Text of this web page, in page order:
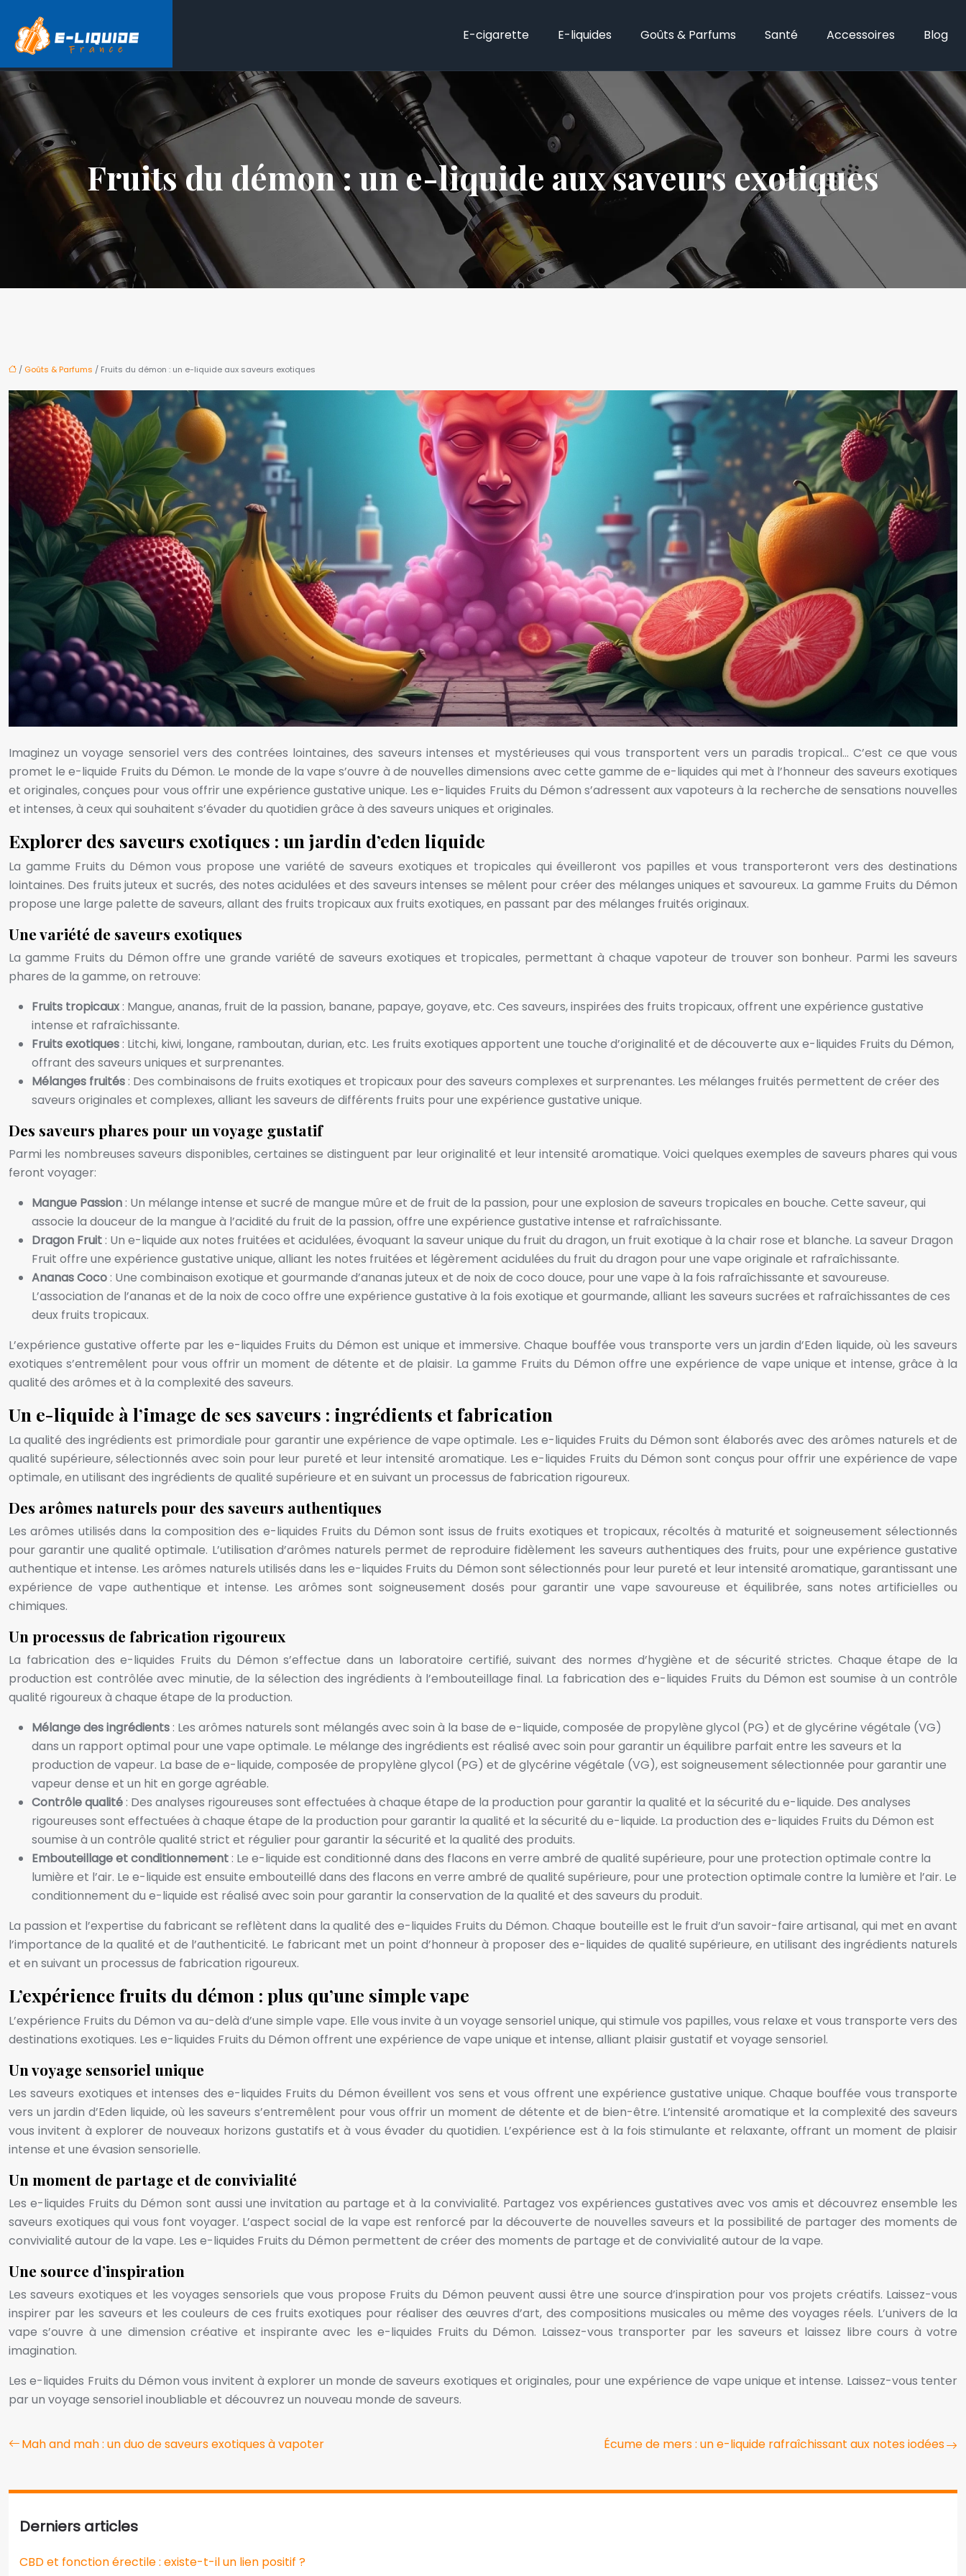
E-cigarette E-liquides Goûts & Parfums Santé Accessoires Blog
Fruits du démon : un e-liquide aux saveurs exotiques
/ Goûts & Parfums / Fruits du démon : un e-liquide aux saveurs exotiques
Imaginez un voyage sensoriel vers des contrées lointaines, des saveurs intenses et mystérieuses qui vous transportent vers un paradis tropical… C’est ce que vous
promet le e-liquide Fruits du Démon. Le monde de la vape s’ouvre à de nouvelles dimensions avec cette gamme de e-liquides qui met à l’honneur des saveurs exotiques
et originales, conçues pour vous offrir une expérience gustative unique. Les e-liquides Fruits du Démon s’adressent aux vapoteurs à la recherche de sensations nouvelles
et intenses, à ceux qui souhaitent s’évader du quotidien grâce à des saveurs uniques et originales.
Explorer des saveurs exotiques : un jardin d’eden liquide
La gamme Fruits du Démon vous propose une variété de saveurs exotiques et tropicales qui éveilleront vos papilles et vous transporteront vers des destinations
lointaines. Des fruits juteux et sucrés, des notes acidulées et des saveurs intenses se mêlent pour créer des mélanges uniques et savoureux. La gamme Fruits du Démon
propose une large palette de saveurs, allant des fruits tropicaux aux fruits exotiques, en passant par des mélanges fruités originaux.
Une variété de saveurs exotiques
La gamme Fruits du Démon offre une grande variété de saveurs exotiques et tropicales, permettant à chaque vapoteur de trouver son bonheur. Parmi les saveurs
phares de la gamme, on retrouve:
Fruits tropicaux : Mangue, ananas, fruit de la passion, banane, papaye, goyave, etc. Ces saveurs, inspirées des fruits tropicaux, offrent une expérience gustative
intense et rafraîchissante.
Fruits exotiques : Litchi, kiwi, longane, ramboutan, durian, etc. Les fruits exotiques apportent une touche d’originalité et de découverte aux e-liquides Fruits du Démon,
offrant des saveurs uniques et surprenantes.
Mélanges fruités : Des combinaisons de fruits exotiques et tropicaux pour des saveurs complexes et surprenantes. Les mélanges fruités permettent de créer des
saveurs originales et complexes, alliant les saveurs de différents fruits pour une expérience gustative unique.
Des saveurs phares pour un voyage gustatif
Parmi les nombreuses saveurs disponibles, certaines se distinguent par leur originalité et leur intensité aromatique. Voici quelques exemples de saveurs phares qui vous
feront voyager:
Mangue Passion : Un mélange intense et sucré de mangue mûre et de fruit de la passion, pour une explosion de saveurs tropicales en bouche. Cette saveur, qui
associe la douceur de la mangue à l’acidité du fruit de la passion, offre une expérience gustative intense et rafraîchissante.
Dragon Fruit : Un e-liquide aux notes fruitées et acidulées, évoquant la saveur unique du fruit du dragon, un fruit exotique à la chair rose et blanche. La saveur Dragon
Fruit offre une expérience gustative unique, alliant les notes fruitées et légèrement acidulées du fruit du dragon pour une vape originale et rafraîchissante.
Ananas Coco : Une combinaison exotique et gourmande d’ananas juteux et de noix de coco douce, pour une vape à la fois rafraîchissante et savoureuse.
L’association de l’ananas et de la noix de coco offre une expérience gustative à la fois exotique et gourmande, alliant les saveurs sucrées et rafraîchissantes de ces
deux fruits tropicaux.
L’expérience gustative offerte par les e-liquides Fruits du Démon est unique et immersive. Chaque bouffée vous transporte vers un jardin d’Eden liquide, où les saveurs
exotiques s’entremêlent pour vous offrir un moment de détente et de plaisir. La gamme Fruits du Démon offre une expérience de vape unique et intense, grâce à la
qualité des arômes et à la complexité des saveurs.
Un e-liquide à l’image de ses saveurs : ingrédients et fabrication
La qualité des ingrédients est primordiale pour garantir une expérience de vape optimale. Les e-liquides Fruits du Démon sont élaborés avec des arômes naturels et de
qualité supérieure, sélectionnés avec soin pour leur pureté et leur intensité aromatique. Les e-liquides Fruits du Démon sont conçus pour offrir une expérience de vape
optimale, en utilisant des ingrédients de qualité supérieure et en suivant un processus de fabrication rigoureux.
Des arômes naturels pour des saveurs authentiques
Les arômes utilisés dans la composition des e-liquides Fruits du Démon sont issus de fruits exotiques et tropicaux, récoltés à maturité et soigneusement sélectionnés
pour garantir une qualité optimale. L’utilisation d’arômes naturels permet de reproduire fidèlement les saveurs authentiques des fruits, pour une expérience gustative
authentique et intense. Les arômes naturels utilisés dans les e-liquides Fruits du Démon sont sélectionnés pour leur pureté et leur intensité aromatique, garantissant une
expérience de vape authentique et intense. Les arômes sont soigneusement dosés pour garantir une vape savoureuse et équilibrée, sans notes artificielles ou
chimiques.
Un processus de fabrication rigoureux
La fabrication des e-liquides Fruits du Démon s’effectue dans un laboratoire certifié, suivant des normes d’hygiène et de sécurité strictes. Chaque étape de la
production est contrôlée avec minutie, de la sélection des ingrédients à l’embouteillage final. La fabrication des e-liquides Fruits du Démon est soumise à un contrôle
qualité rigoureux à chaque étape de la production.
Mélange des ingrédients : Les arômes naturels sont mélangés avec soin à la base de e-liquide, composée de propylène glycol (PG) et de glycérine végétale (VG)
dans un rapport optimal pour une vape optimale. Le mélange des ingrédients est réalisé avec soin pour garantir un équilibre parfait entre les saveurs et la
production de vapeur. La base de e-liquide, composée de propylène glycol (PG) et de glycérine végétale (VG), est soigneusement sélectionnée pour garantir une
vapeur dense et un hit en gorge agréable.
Contrôle qualité : Des analyses rigoureuses sont effectuées à chaque étape de la production pour garantir la qualité et la sécurité du e-liquide. Des analyses
rigoureuses sont effectuées à chaque étape de la production pour garantir la qualité et la sécurité du e-liquide. La production des e-liquides Fruits du Démon est
soumise à un contrôle qualité strict et régulier pour garantir la sécurité et la qualité des produits.
Embouteillage et conditionnement : Le e-liquide est conditionné dans des flacons en verre ambré de qualité supérieure, pour une protection optimale contre la
lumière et l’air. Le e-liquide est ensuite embouteillé dans des flacons en verre ambré de qualité supérieure, pour une protection optimale contre la lumière et l’air. Le
conditionnement du e-liquide est réalisé avec soin pour garantir la conservation de la qualité et des saveurs du produit.
La passion et l’expertise du fabricant se reflètent dans la qualité des e-liquides Fruits du Démon. Chaque bouteille est le fruit d’un savoir-faire artisanal, qui met en avant
l’importance de la qualité et de l’authenticité. Le fabricant met un point d’honneur à proposer des e-liquides de qualité supérieure, en utilisant des ingrédients naturels
et en suivant un processus de fabrication rigoureux.
L’expérience fruits du démon : plus qu’une simple vape
L’expérience Fruits du Démon va au-delà d’une simple vape. Elle vous invite à un voyage sensoriel unique, qui stimule vos papilles, vous relaxe et vous transporte vers des
destinations exotiques. Les e-liquides Fruits du Démon offrent une expérience de vape unique et intense, alliant plaisir gustatif et voyage sensoriel.
Un voyage sensoriel unique
Les saveurs exotiques et intenses des e-liquides Fruits du Démon éveillent vos sens et vous offrent une expérience gustative unique. Chaque bouffée vous transporte
vers un jardin d’Eden liquide, où les saveurs s’entremêlent pour vous offrir un moment de détente et de bien-être. L’intensité aromatique et la complexité des saveurs
vous invitent à explorer de nouveaux horizons gustatifs et à vous évader du quotidien. L’expérience est à la fois stimulante et relaxante, offrant un moment de plaisir
intense et une évasion sensorielle.
Un moment de partage et de convivialité
Les e-liquides Fruits du Démon sont aussi une invitation au partage et à la convivialité. Partagez vos expériences gustatives avec vos amis et découvrez ensemble les
saveurs exotiques qui vous font voyager. L’aspect social de la vape est renforcé par la découverte de nouvelles saveurs et la possibilité de partager des moments de
convivialité autour de la vape. Les e-liquides Fruits du Démon permettent de créer des moments de partage et de convivialité autour de la vape.
Une source d’inspiration
Les saveurs exotiques et les voyages sensoriels que vous propose Fruits du Démon peuvent aussi être une source d’inspiration pour vos projets créatifs. Laissez-vous
inspirer par les saveurs et les couleurs de ces fruits exotiques pour réaliser des œuvres d’art, des compositions musicales ou même des voyages réels. L’univers de la
vape s’ouvre à une dimension créative et inspirante avec les e-liquides Fruits du Démon. Laissez-vous transporter par les saveurs et laissez libre cours à votre
imagination.
Les e-liquides Fruits du Démon vous invitent à explorer un monde de saveurs exotiques et originales, pour une expérience de vape unique et intense. Laissez-vous tenter
par un voyage sensoriel inoubliable et découvrez un nouveau monde de saveurs.
Mah and mah : un duo de saveurs exotiques à vapoter Écume de mers : un e-liquide rafraîchissant aux notes iodées
Derniers articles
CBD et fonction érectile : existe-t-il un lien positif ?